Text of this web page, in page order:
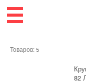
Товаров: 5
82